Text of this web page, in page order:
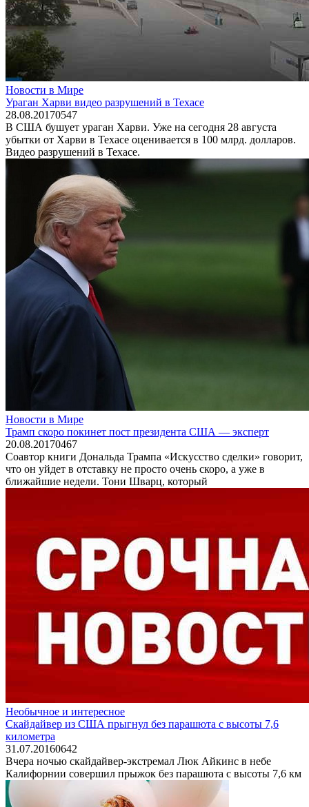
Новости в Мире
Ураган Харви видео разрушений в Техасе
28.08.20170547
В США бушует ураган Харви. Уже на сегодня 28 августа
убытки от Харви в Техасе оценивается в 100 млрд. долларов.
Видео разрушений в Техасе.
Новости в Мире
Трамп скоро покинет пост президента США — эксперт
20.08.20170467
Соавтор книги Дональда Трампа «Искусство сделки» говорит,
что он уйдет в отставку не просто очень скоро, а уже в
ближайшие недели. Тони Шварц, который
Необычное и интересное
Cкайдайвер из США прыгнул без парашюта с высоты 7,6
километра
31.07.20160642
Вчера ночью скайдайвер-экстремал Люк Айкинс в небе
Калифорнии совершил прыжок без парашюта с высоты 7,6 км